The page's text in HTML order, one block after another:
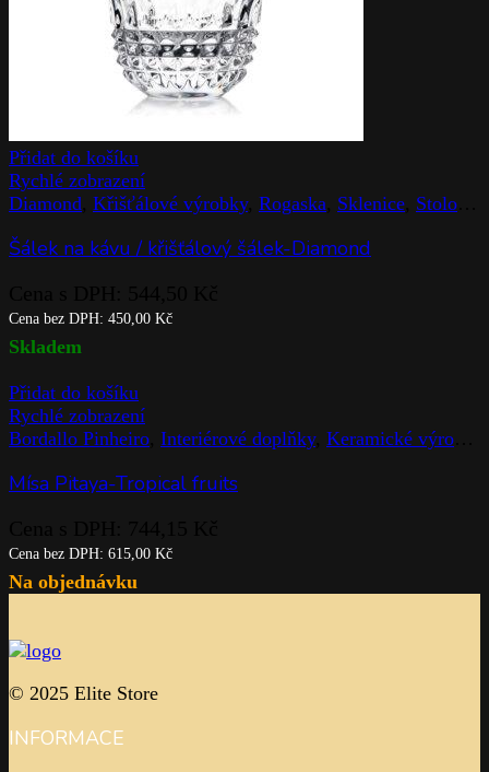
Přidat do košíku
Rychlé zobrazení
Diamond Křišťálové výrobky, Rogaska Sklenice Stolováni
Šálek na kávu / křišťálový šálek-Diamond
Cena bez DPH: 450,00 Kč
Skladem
Přidat do košíku
Rychlé zobrazení
Bordallo Pinheiro Interiérové doplňky, Keramické výrobky
Mísa Pitaya-Tropical fruits
Cena bez DPH: 615,00 Kč
Na objednávku
© 2025 Elite Store
INFORMACE